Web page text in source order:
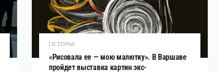
ГІСТОРЫІ
«Рисовала ее — мою малютку». В Варшаве
пройдет выставка картин экс-